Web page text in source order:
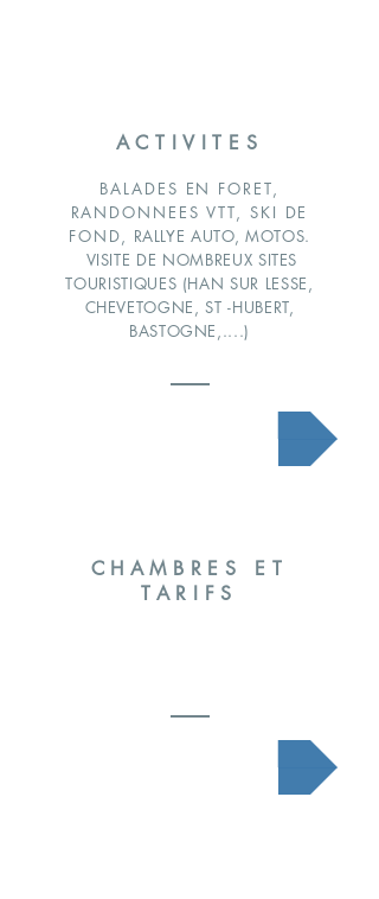
CHAMBRES ET
TARIFS
ACTIVITES
BALADES EN FORET,
RANDONNEES VTT, SKI DE
FOND, RALLYE AUTO, MOTOS.
VISITE DE NOMBREUX SITES
TOURISTIQUES (HAN SUR LESSE,
CHEVETOGNE, ST -HUBERT,
BASTOGNE,....)